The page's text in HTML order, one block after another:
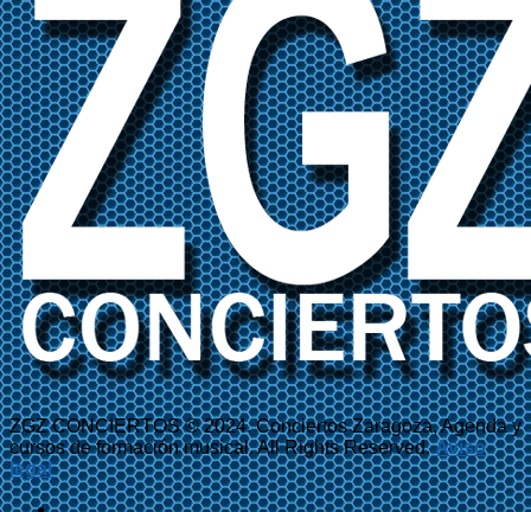
ZGZ CONCIERTOS © 2024. Conciertos Zaragoza, Agenda y
cursos de formación musical. All Rights Reserved.Aviso
legal